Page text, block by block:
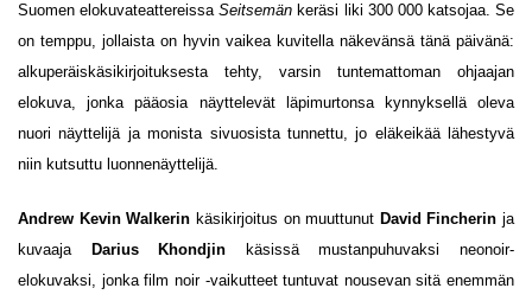
Suomen elokuvateattereissaSeitsemän keräsi liki 300 000 katsojaa. Se
on temppu, jollaista on hyvin vaikea kuvitella näkevänsä tänä päivänä:
alkuperäiskäsikirjoituksesta tehty, varsin tuntemattoman ohjaajan
elokuva, jonka pääosia näyttelevät läpimurtonsa kynnyksellä oleva
nuori näyttelijä ja monista sivuosista tunnettu, jo eläkeikää lähestyvä
niin kutsuttu luonnenäyttelijä.
Andrew Kevin Walkerin käsikirjoitus on muuttunut David Fincherin ja
kuvaaja
Darius Khondjin
käsissä mustanpuhuvaksi neonoir-
elokuvaksi, jonka film noir -vaikutteet tuntuvat nousevan sitä enemmän